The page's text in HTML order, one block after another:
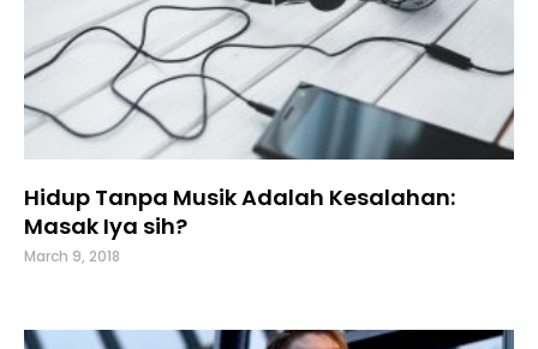
Hidup Tanpa Musik Adalah Kesalahan:
Masak Iya sih?
March 9, 2018